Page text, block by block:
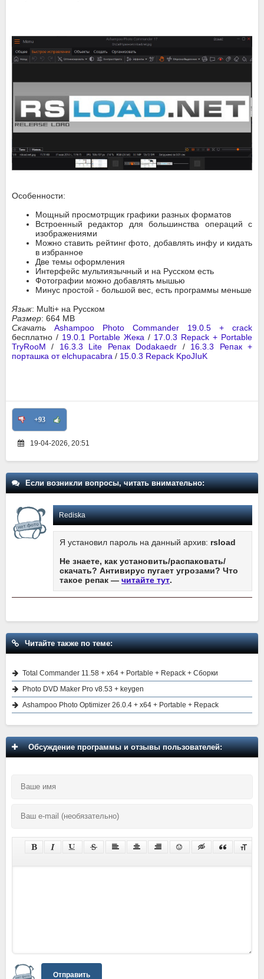
Особенности:
Мощный просмотрщик графики разных форматов
Встроенный редактор для большинства операций с
изображениями
Можно ставить рейтинг фото, добавлять инфу и кидать
в избранное
Две темы оформления
Интерфейс мультиязычный и на Русском есть
Фотографии можно добавлять мышью
Минус простой - большой вес, есть программы меньше
Язык: Multi+ на Русском
Размер: 664 MB
Скачать Ashampoo Photo Commander 19.0.5 + crack
бесплатно / 19.0.1 Portable Жека / 17.0.3 Repack + Portable
TryRooM / 16.3.3 Lite Репак Dodakaedr / 16.3.3 Репак +
порташка от elchupacabra / 15.0.3 Repack KpoJIuK
+93
19-04-2026, 20:51
Если возникли вопросы, читать внимательно:
Rediska
Я установил пароль на данный архив: rsload
Не знаете, как установить/распаковать/
скачать? Антивирус пугает угрозами? Что
такое репак — читайте тут.
Читайте также по теме:
Total Commander 11.58 + x64 + Portable + Repack + Сборки
Photo DVD Maker Pro v8.53 + keygen
Ashampoo Photo Optimizer 26.0.4 + x64 + Portable + Repack
Обсуждение программы и отзывы пользователей:
Отправить